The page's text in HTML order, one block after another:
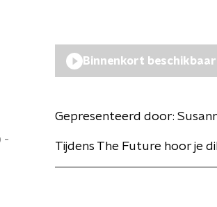
-
Binnenkort beschikbaar
Gepresenteerd door:
Tijdens The Future hoor je